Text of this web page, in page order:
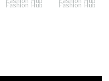
Fashion Hub Fashion Hub